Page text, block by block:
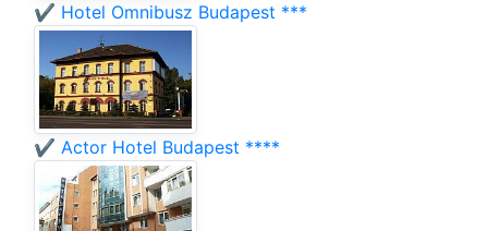
✔️ Hotel Omnibusz Budapest ***
✔️ Actor Hotel Budapest ****